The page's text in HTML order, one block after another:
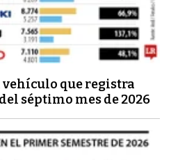
vehículo que registra
séptimo mes de 2026